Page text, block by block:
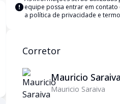
equipe possa entrar em
a política de privacidade e
Corretor
Mauricio
Mauricio Saraiva